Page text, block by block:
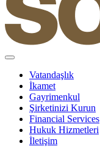
Vatandaşlık
İkamet
Gayrimenkul
Şirketinizi Kurun
Financial Services
Hukuk Hizmetleri
İletişim